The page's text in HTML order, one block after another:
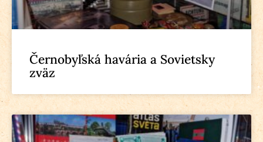
Černobyľská havária a Sovietsky
zväz